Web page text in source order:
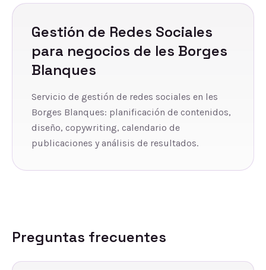
Gestión de Redes Sociales
para negocios de les Borges
Blanques
Servicio de gestión de redes sociales en les
Borges Blanques: planificación de contenidos,
diseño, copywriting, calendario de
publicaciones y análisis de resultados.
Preguntas frecuentes